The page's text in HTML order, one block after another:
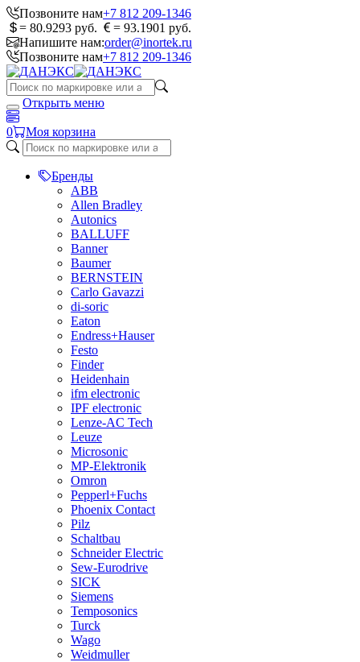
Позвоните нам+7 812 209-1346
= 80.9293 руб.
= 93.1901 руб.
Напишите нам:order@inortek.ru
Позвоните нам+7 812 209-1346
Открыть меню
0 Моя корзина
Бренды
ABB
Allen Bradley
Autonics
BALLUFF
Banner
Baumer
BERNSTEIN
Carlo Gavazzi
di-soric
Eaton
Endress+Hauser
Festo
Finder
Heidenhain
ifm electronic
IPF electronic
Lenze-AC Tech
Leuze
Microsonic
MP-Elektronik
Omron
Pepperl+Fuchs
Phoenix Contact
Pilz
Schaltbau
Schneider Electric
Sew-Eurodrive
SICK
Siemens
Temposonics
Turck
Wago
Weidmuller